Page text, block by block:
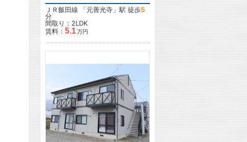
ＪＲ飯田線 「元善光寺 」駅 徒歩5
分
間取り：2LDK
賃料： 5.1万円
2